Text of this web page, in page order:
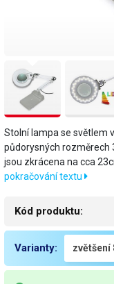
Stolní lampa se světlem
půdorysných rozměrech
jsou zkrácena na cca
pokračování textu
Kód produktu:
Varianty: